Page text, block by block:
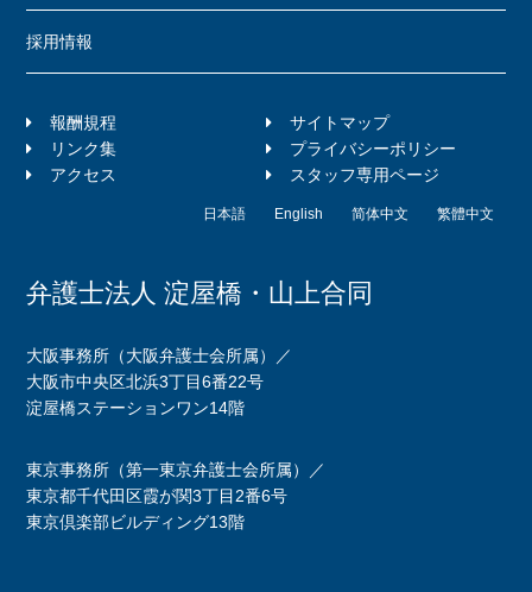
採用情報
報酬規程
サイトマップ
リンク集
プライバシーポリシー
アクセス
スタッフ専用ページ
日本語 English 简体中文 繁體中文
弁護士法人 淀屋橋・山上合同
大阪事務所（大阪弁護士会所属）／
大阪市中央区北浜3丁目6番22号
淀屋橋ステーションワン14階
東京事務所（第一東京弁護士会所属）／
東京都千代田区霞が関3丁目2番6号
東京倶楽部ビルディング13階